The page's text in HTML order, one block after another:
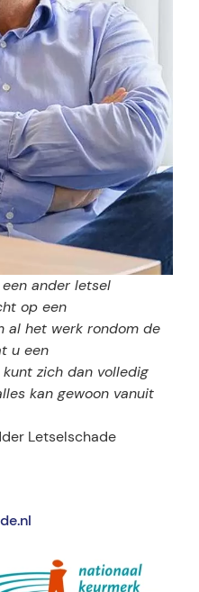
ander letsel
op een
al het werk rondom de
u een
zich dan volledig
kan gewoon vanuit
Letselschade